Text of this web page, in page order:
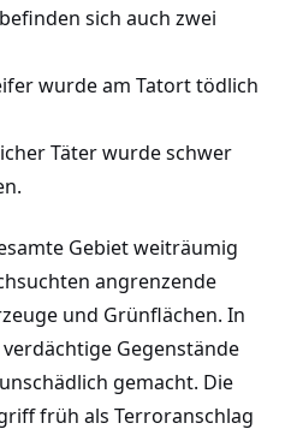
sich auch zwei
wurde am Tatort tödlich
Täter wurde schwer
Gebiet weiträumig
angrenzende
und Grünflächen. In
Gegenstände
gemacht. Die
früh als Terroranschlag